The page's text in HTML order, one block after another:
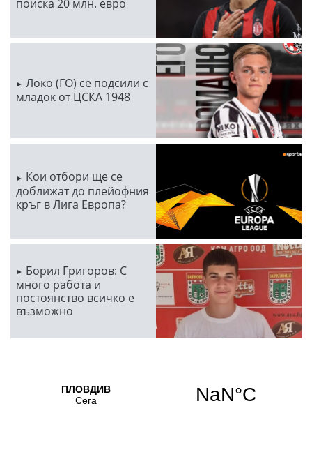
поиска 20 млн. евро
Локо (ГО) се подсили с
младок от ЦСКА 1948
Кои отбори ще се
доближат до плейофния
кръг в Лига Европа?
Борил Григоров: С
много работа и
постоянство всичко е
възможно